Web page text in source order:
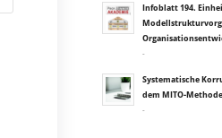
Infoblatt 194.
-
Systematische
dem MITO-
-